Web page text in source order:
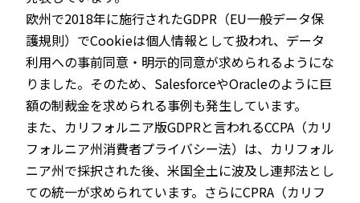
欧州で2018年に施行されたGDPR（EU一般データ保
護規則）でCookieは個人情報として扱われ、データ
利用への事前同意・明示的同意が求められるようにな
りました。そのため、SalesforceやOracleのように巨
額の制裁金を求められる事例も発生しています。
また、カリフォルニア版GDPRと言われるCCPA（カリ
フォルニア州消費者プライバシー法）は、カリフォル
ニア州で採択された後、米国全土に波及し連邦法とし
ての統一が求められています。さらにCPRA（カリフ